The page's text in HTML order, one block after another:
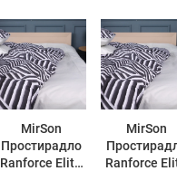
MirSon
Простирадло
Ranforce Elite
MirSon
Ranforce